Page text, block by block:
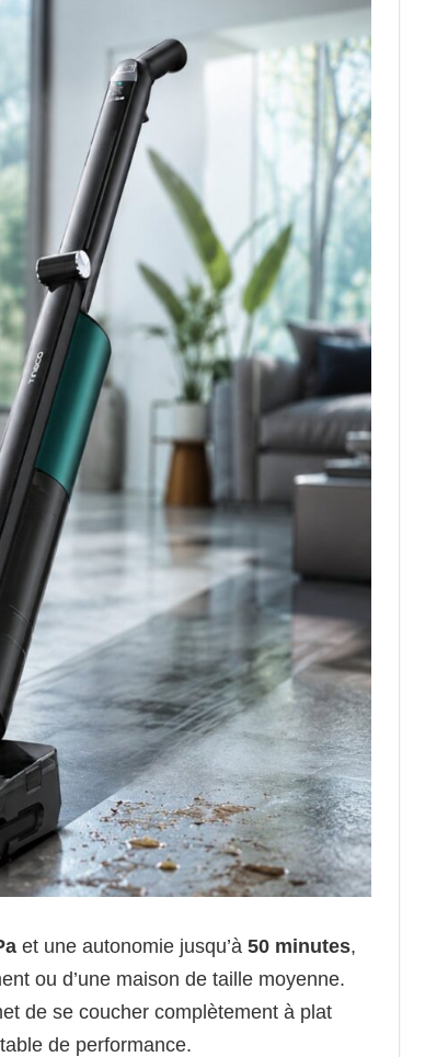
et une autonomie jusqu’à 50 minutes,
ou d’une maison de taille moyenne.
de se coucher complètement à plat
de performance.